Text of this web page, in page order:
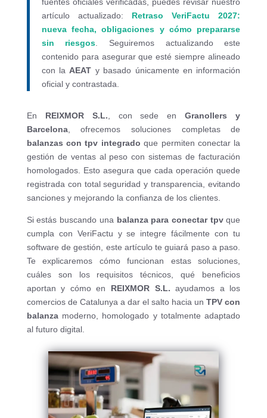
artículo actualizado: Retraso VeriFactu 2027:
nueva fecha, obligaciones y cómo prepararse
sin riesgos . Seguiremos actualizando este
contenido para asegurar que esté siempre alineado
con la AEAT y basado únicamente en información
oficial y contrastada.
En REIXMOR S.L. , con sede enGranollers y
Barcelona, ofrecemos soluciones completas de
balanzas con tpv integrado que permiten conectar la
gestión de ventas al peso con sistemas de facturación
homologados. Esto asegura que cada operación quede
registrada con total seguridad y transparencia, evitando
sanciones y mejorando la confianza de los clientes.
Si estás buscando una balanza para conectar tpvque
cumpla con VeriFactu y se integre fácilmente con tu
software de gestión, este artículo te guiará paso a paso.
Te explicaremos cómo funcionan estas soluciones,
cuáles son los requisitos técnicos, qué beneficios
aportan y cómo en REIXMOR S.L. ayudamos a los
comercios de Catalunya a dar el salto hacia unTPV con
balanzamoderno, homologado y totalmente adaptado
al futuro digital.